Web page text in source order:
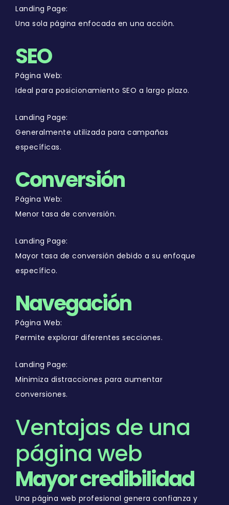
Landing Page:
Una sola página enfocada en una acción.
SEO
Página Web:
Ideal para posicionamiento SEO a largo plazo.
Landing Page:
Generalmente utilizada para campañas
específicas.
Conversión
Página Web:
Menor tasa de conversión.
Landing Page:
Mayor tasa de conversión debido a su enfoque
específico.
Navegación
Página Web:
Permite explorar diferentes secciones.
Landing Page:
Minimiza distracciones para aumentar
conversiones.
Ventajas de una
página web
Mayor credibilidad
Una página web profesional genera confianza y